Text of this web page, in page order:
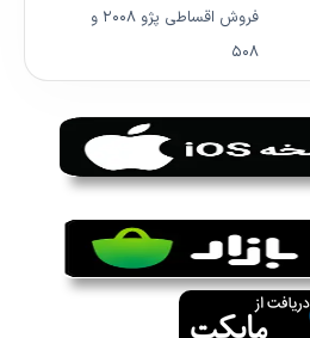
فروش اقساطی پژو ۲۰۰۸ و
۵۰۸